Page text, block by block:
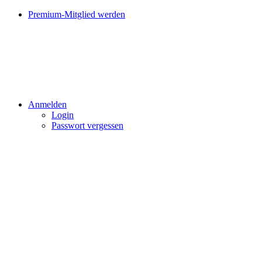
Premium-Mitglied werden
Anmelden
Login
Passwort vergessen